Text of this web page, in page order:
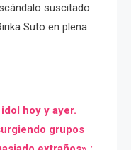
suscitado
Suto en plena
hoy y ayer.
grupos